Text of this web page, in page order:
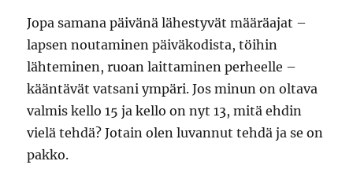
Jopa samana päivänä lähestyvät määräajat –
lapsen noutaminen päiväkodista, töihin
lähteminen, ruoan laittaminen perheelle –
kääntävät vatsani ympäri. Jos minun on oltava
valmis kello 15 ja kello on nyt 13, mitä ehdin
vielä tehdä? Jotain olen luvannut tehdä ja se on
pakko.